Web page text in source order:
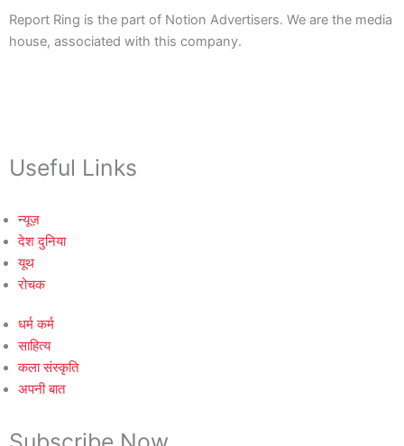
Report Ring is the part of Notion Advertisers. We are the media
house, associated with this company.
Useful Links
न्यूज़
देश दुनिया
यूथ
रोचक
धर्म कर्म
साहित्य
कला संस्कृति
अपनी बात